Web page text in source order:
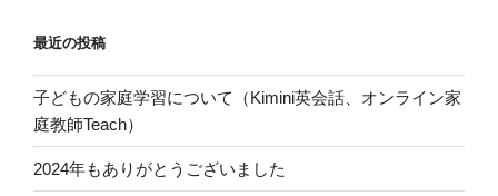
最近の投稿
子どもの家庭学習について（Kimini英会話、オンライン家
庭教師Teach）
2024年もありがとうございました